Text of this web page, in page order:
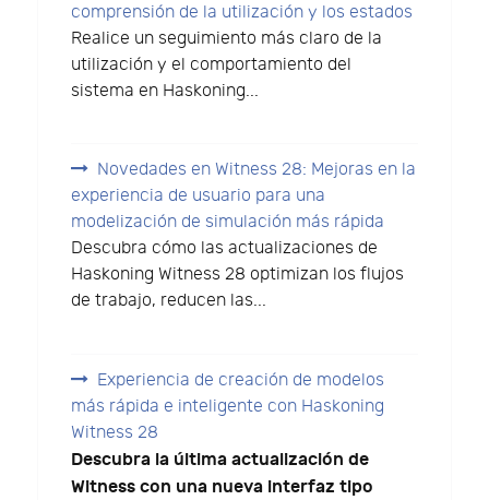
comprensión de la utilización y los estados
Realice un seguimiento más claro de la
utilización y el comportamiento del
sistema en Haskoning...
Novedades en Witness 28: Mejoras en la
experiencia de usuario para una
modelización de simulación más rápida
Descubra cómo las actualizaciones de
Haskoning Witness 28 optimizan los flujos
de trabajo, reducen las...
Experiencia de creación de modelos
más rápida e inteligente con Haskoning
Witness 28
Descubra la última actualización de
Witness con una nueva interfaz tipo